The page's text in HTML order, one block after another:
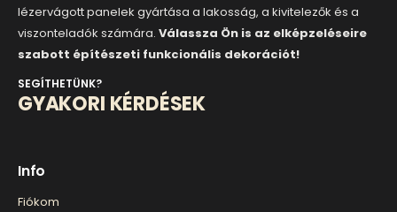
lézervágott panelek gyártása a lakosság, a kivitelezők és a
viszonteladók számára. Válassza Ön is az elképzeléseire
szabott építészeti funkcionális dekorációt!
SEGÍTHETÜNK?
GYAKORI KÉRDÉSEK
Info
Fiókom